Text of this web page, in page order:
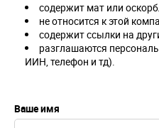
Ваше имя
содержит мат или
не относится к этой
содержит ссылки на
разглашаются
ИИН, телефон и тд).